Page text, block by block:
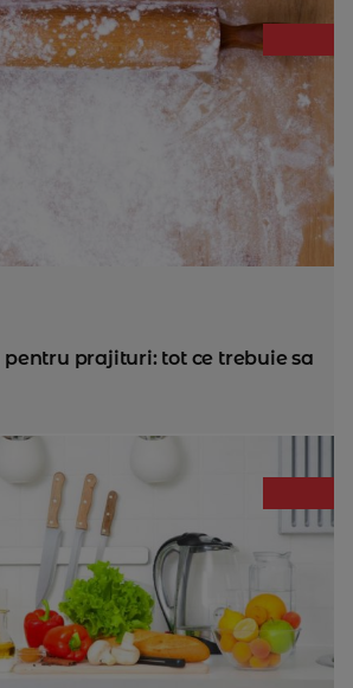
prajituri: tot ce trebuie sa